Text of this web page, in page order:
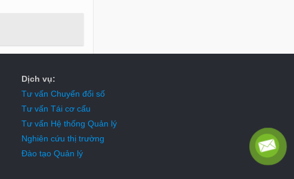
Dịch vụ:
Tư vấn Chuyển đổi số
Tư vấn Tái cơ cấu
Tư vấn Hệ thống Quản lý
Nghiên cứu thị trường
Đào tạo Quản lý